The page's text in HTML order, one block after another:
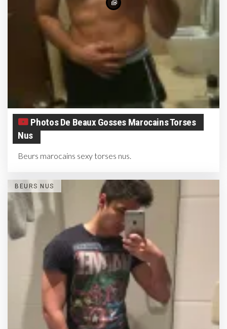
Photos De Beaux Gosses Marocains Torses
Nus
Beurs marocains sexy torses nus.
BEURS NUS